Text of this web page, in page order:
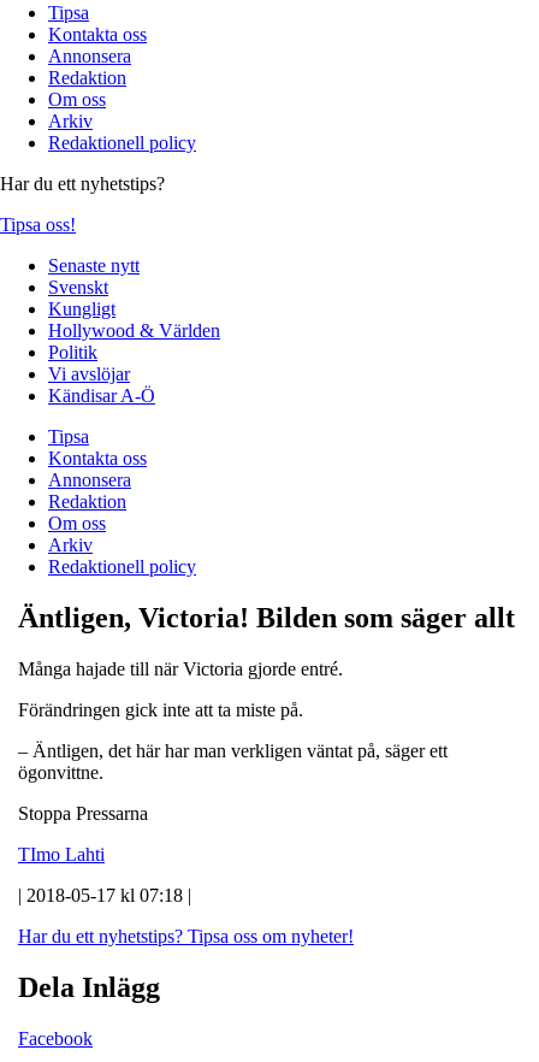
Tipsa
Kontakta oss
Annonsera
Redaktion
Om oss
Arkiv
Redaktionell policy
Har du ett nyhetstips?
Tipsa oss!
Senaste nytt
Svenskt
Kungligt
Hollywood & Världen
Politik
Vi avslöjar
Kändisar A-Ö
Tipsa
Kontakta oss
Annonsera
Redaktion
Om oss
Arkiv
Redaktionell policy
Äntligen, Victoria! Bilden som säger allt
Många hajade till när Victoria gjorde entré.
Förändringen gick inte att ta miste på.
– Äntligen, det här har man verkligen väntat på, säger ett
ögonvittne.
Stoppa Pressarna
TImo Lahti
| 2018-05-17 kl 07:18 |
Har du ett nyhetstips? Tipsa oss om nyheter!
Dela Inlägg
Facebook